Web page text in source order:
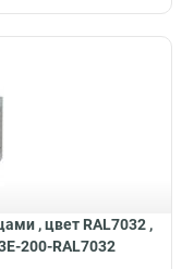
, цвет RAL7032 ,
200-RAL7032